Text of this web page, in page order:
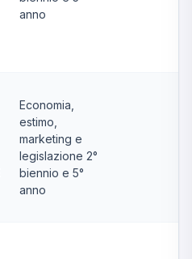
anno
Economia,
estimo,
marketing e
legislazione 2°
biennio e 5°
anno